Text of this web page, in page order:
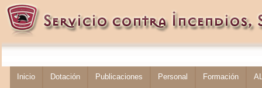
Inicio Dotación Publicaciones Personal Formación